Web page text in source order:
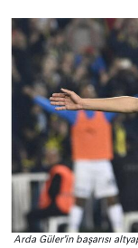
Arda Güler’in başarısı